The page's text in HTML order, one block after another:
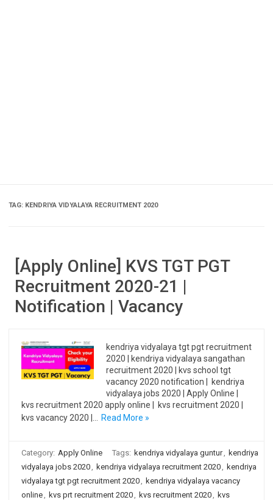
TAG: KENDRIYA VIDYALAYA RECRUITMENT 2020
[Apply Online] KVS TGT PGT
Recruitment 2020-21 |
Notification | Vacancy
kendriya vidyalaya tgt pgt recruitment
2020 | kendriya vidyalaya sangathan
recruitment 2020 | kvs school tgt
vacancy 2020 notification | kendriya
vidyalaya jobs 2020 | Apply Online |
kvs recruitment 2020 apply online | kvs recruitment 2020 |
kvs vacancy 2020 |…
Read More »
Category: Apply Online Tags: kendriya vidyalaya guntur, kendriya
vidyalaya jobs 2020, kendriya vidyalaya recruitment 2020, kendriya
vidyalaya tgt pgt recruitment 2020, kendriya vidyalaya vacancy
online, kvs prt recruitment 2020, kvs recruitment 2020, kvs